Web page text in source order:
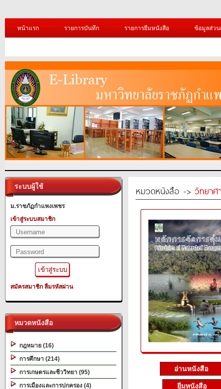
หน้าแรก รายการบันทึก รายการยืมหนังสือ ข้อมูลส่ว
ระบบผู้ใช้
ม.ราชภัฏกำแพงเพชร
เข้าสู่ระบบสมาชิก
สมัครสมาชิก ลืมรหัสผ่าน
หมวดหนังสือ
กฎหมาย (16)
การศึกษา (214)
การเกษตรและชีววิทยา (95)
การเมืองและการปกครอง (4)
หมวดหนังสือ -> วิทยาศ
อ่านหนังสือ
ยืมหนังสือ